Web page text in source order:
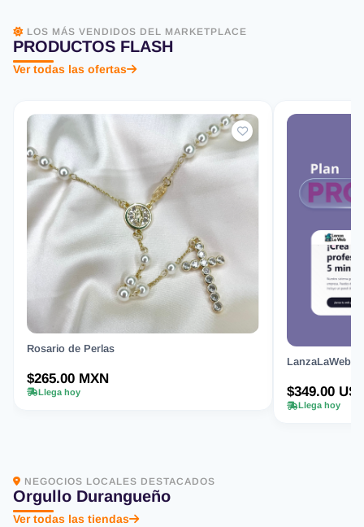
LOS MÁS VENDIDOS DEL MARKETPLACE
PRODUCTOS FLASH
Ver todas las ofertas
Rosario de Perlas
$265.00 MXN
Llega hoy $349.00
Llega hoy
NEGOCIOS LOCALES DESTACADOS
Orgullo Durangueño
Ver todas las tiendas